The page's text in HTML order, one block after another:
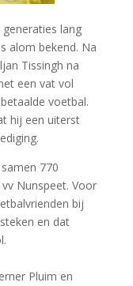
lang
alom bekend. Na
Tissingh na
een vat vol
voetbal.
hij een uiterst
770
Nunspeet. Voor
bij
en dat
Pluim en